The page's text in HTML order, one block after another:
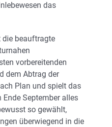
das
die beauftragte
vorbereitenden
dem Abtrag der
Plan und spielt das
September alles
so gewählt,
überwiegend in die